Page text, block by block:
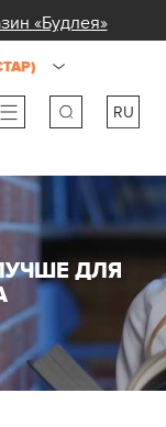
«Будлея»
RU
ua
ДЛЯ